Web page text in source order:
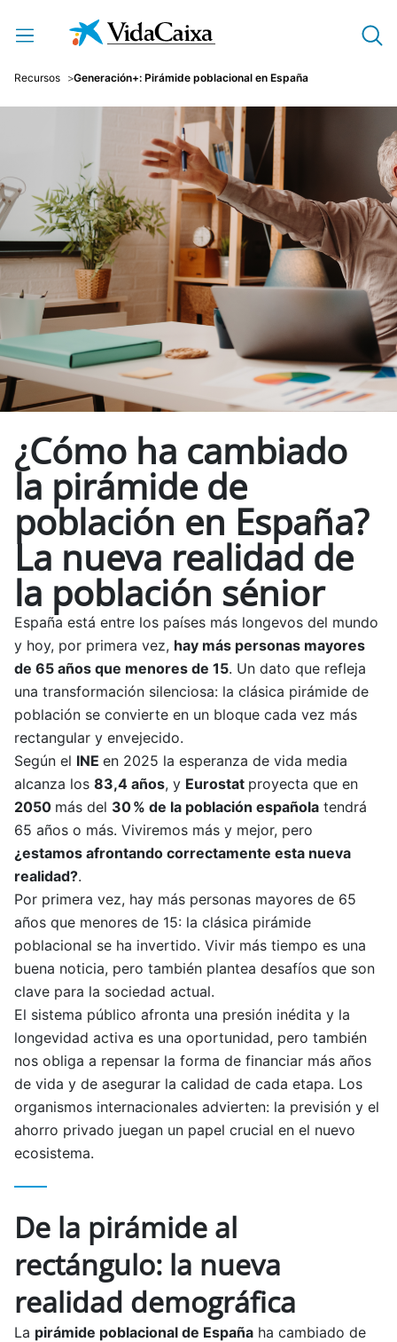
Saltar al contenido principal
Recursos Generación+: Pirámide poblacional en España
¿Cómo ha cambiado
la pirámide de
población en España?
La nueva realidad de
la población sénior
España está entre los países más longevos del mundo
y hoy, por primera vez, hay más personas mayores
de 65 años que menores de 15. Un dato que refleja
una transformación silenciosa: la clásica pirámide de
población se convierte en un bloque cada vez más
rectangular y envejecido.
Según el INE en 2025 la esperanza de vida media
alcanza los 83,4 años, y Eurostat proyecta que en
2050 más del 30 % de la población española tendrá
65 años o más. Viviremos más y mejor, pero
¿estamos afrontando correctamente esta nueva
realidad?.
Por primera vez, hay más personas mayores de 65
años que menores de 15: la clásica pirámide
poblacional se ha invertido. Vivir más tiempo es una
buena noticia, pero también plantea desafíos que son
clave para la sociedad actual.
El sistema público afronta una presión inédita y la
longevidad activa es una oportunidad, pero también
nos obliga a repensar la forma de financiar más años
de vida y de asegurar la calidad de cada etapa. Los
organismos internacionales advierten: la previsión y el
ahorro privado juegan un papel crucial en el nuevo
ecosistema.
De la pirámide al
rectángulo: la nueva
realidad demográfica
La pirámide poblacional de España ha cambiado de